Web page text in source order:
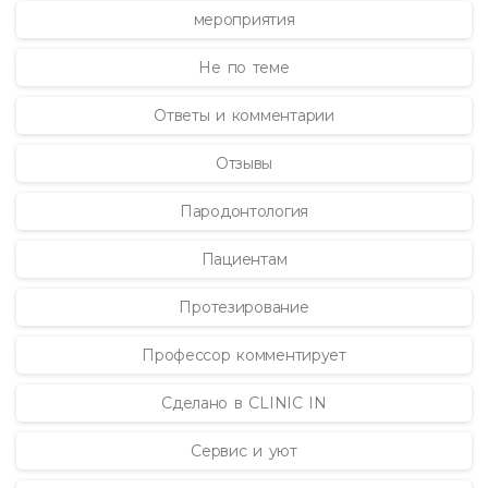
мероприятия
Не по теме
Ответы и комментарии
Отзывы
Пародонтология
Пациентам
Протезирование
Профессор комментирует
Сделано в CLINIC IN
Сервис и уют